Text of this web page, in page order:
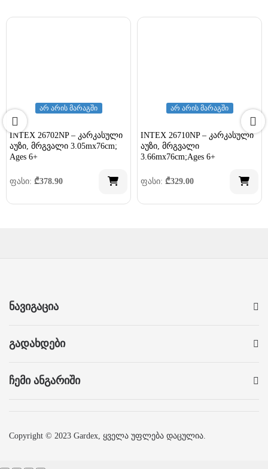
არ არის მარაგში
INTEX 26702NP – კარკასული
აუზი, მრგვალი 3.05mx76cm;
Ages 6+
ფასი: ₾378.90
არ არის მარაგში
INTEX 26710NP – კარკასული
აუზი, მრგვალი
3.66mx76cm;Ages 6+
ფასი: ₾329.00
ნავიგაცია
გადახდები
ჩემი ანგარიში
Copyright © 2023 Gardex, ყველა უფლება დაცულია.